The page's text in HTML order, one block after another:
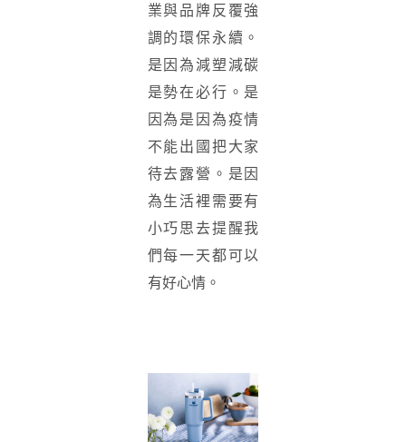
業與品牌反覆強
調的環保永續。
是因為減塑減碳
是勢在必行。是
因為是因為疫情
不能出國把大家
待去露營。是因
為生活裡需要有
小巧思去提醒我
們每一天都可以
有好心情。